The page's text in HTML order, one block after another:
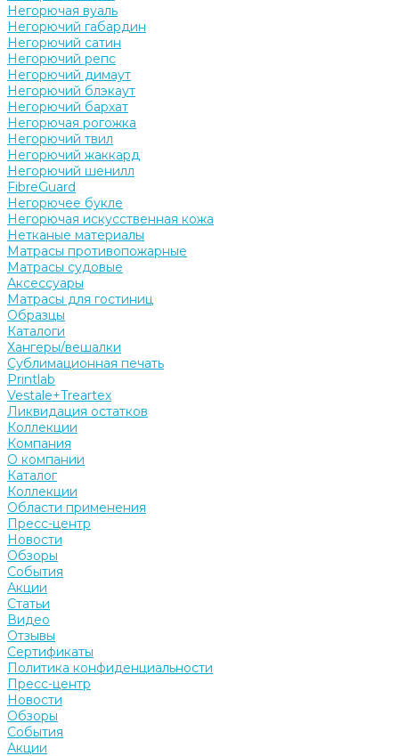
Негорючая вуаль
Негорючий габардин
Негорючий сатин
Негорючий репс
Негорючий димаут
Негорючий блэкаут
Негорючий бархат
Негорючая рогожка
Негорючий твил
Негорючий жаккард
Негорючий шенилл
FibreGuard
Негорючее букле
Негорючая искусственная кожа
Нетканые материалы
Матрасы противопожарные
Матрасы судовые
Аксессуары
Матрасы для гостиниц
Образцы
Каталоги
Хангеры/вешалки
Сублимационная печать
Printlab
Vestale+Treartex
Ликвидация остатков
Коллекции
Компания
О компании
Каталог
Коллекции
Области применения
Пресс-центр
Новости
Обзоры
События
Акции
Статьи
Видео
Отзывы
Сертификаты
Политика конфиденциальности
Пресс-центр
Новости
Обзоры
События
Акции